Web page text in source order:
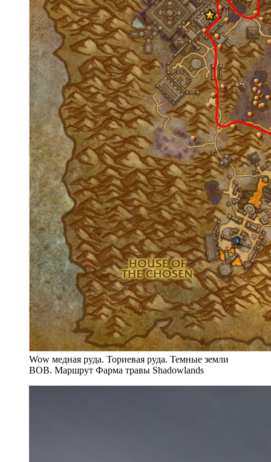
Wow медная руда. Ториевая руда. Темные земли
ВОВ. Маршрут Фарма травы Shadowlands